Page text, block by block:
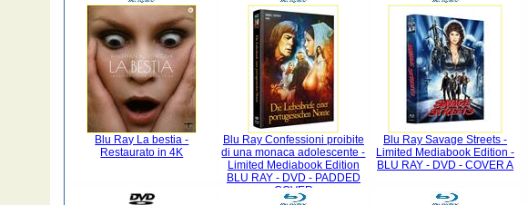
Blu Ray La bestia -
Restaurato in 4K
Blu Ray Confessioni proibite
di una monaca adolescente -
Limited Mediabook Edition
BLU RAY - DVD - PADDED
COVER
Blu Ray Savage Streets -
Limited Mediabook Edition -
BLU RAY - DVD - COVER A